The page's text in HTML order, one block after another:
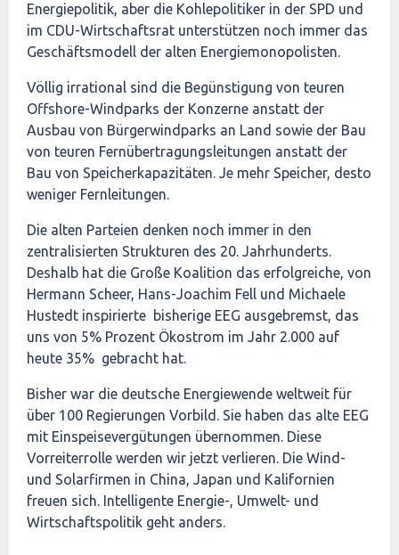
Energiepolitik, aber die Kohlepolitiker in der SPD und
im CDU-Wirtschaftsrat unterstützen noch immer das
Geschäftsmodell der alten Energiemonopolisten.
Völlig irrational sind die Begünstigung von teuren
Offshore-Windparks der Konzerne anstatt der
Ausbau von Bürgerwindparks an Land sowie der Bau
von teuren Fernübertragungsleitungen anstatt der
Bau von Speicherkapazitäten. Je mehr Speicher, desto
weniger Fernleitungen.
Die alten Parteien denken noch immer in den
zentralisierten Strukturen des 20. Jahrhunderts.
Deshalb hat die Große Koalition das erfolgreiche, von
Hermann Scheer, Hans-Joachim Fell und Michaele
Hustedt inspirierte bisherige EEG ausgebremst, das
uns von 5% Prozent Ökostrom im Jahr 2.000 auf
heute 35% gebracht hat.
Bisher war die deutsche Energiewende weltweit für
über 100 Regierungen Vorbild. Sie haben das alte EEG
mit Einspeisevergütungen übernommen. Diese
Vorreiterrolle werden wir jetzt verlieren. Die Wind-
und Solarfirmen in China, Japan und Kalifornien
freuen sich. Intelligente Energie-, Umwelt- und
Wirtschaftspolitik geht anders.